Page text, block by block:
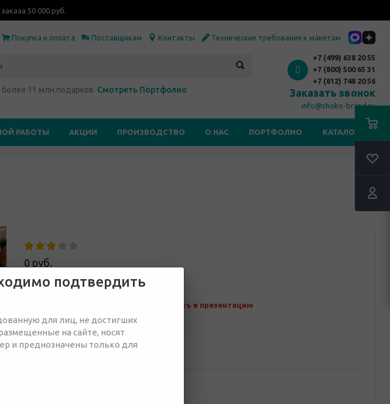
50 000 руб.
Покупка и оплата Поставщикам Контакты Технические требования к макетам
11 млн.подарков. Смотреть Портфолио
+7 (499) 638 20 55
+7 (800) 500 65 31
+7 (812) 748 20 56
Заказать звонок
info@shoko-brand.ru
РАБОТЫ АКЦИИ ПРОИЗВОДСТВО О НАС ПОРТФОЛИО КАТАЛОГИ
0 руб.
Добавить в презентацию
подтвердить
для лиц, не достигших
на сайте, носят
и преднозначены только для